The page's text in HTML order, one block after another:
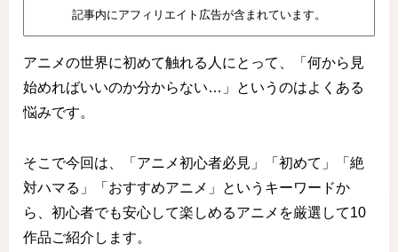
記事内にアフィリエイト広告が含まれています。
アニメの世界に初めて触れる人にとって、「何から見
始めればいいのか分からない…」というのはよくある
悩みです。
そこで今回は、「アニメ初心者必見」「初めて」「絶
対ハマる」「おすすめアニメ」というキーワードか
ら、初心者でも安心して楽しめるアニメを厳選して10
作品ご紹介します。